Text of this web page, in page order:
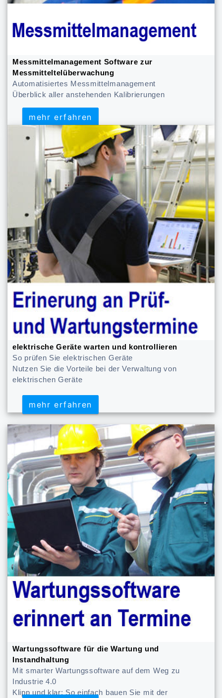
Messmittelmanagement Software zur
Messmitteltelüberwachung
Automatisiertes Messmittelmanagement
Überblick aller anstehenden Kalibrierungen
mehr erfahren
mehr erfahren
elektrische Geräte warten und kontrollieren
So prüfen Sie elektrischen Geräte
Nutzen Sie die Vorteile bei der Verwaltung von
elektrischen Geräte
mehr erfahren
mehr erfahren
Wartungssoftware für die Wartung und
Instandhaltung
Mit smarter Wartungssoftware auf dem Weg zu
Industrie 4.0
Klipp und klar: So einfach bauen Sie mit der